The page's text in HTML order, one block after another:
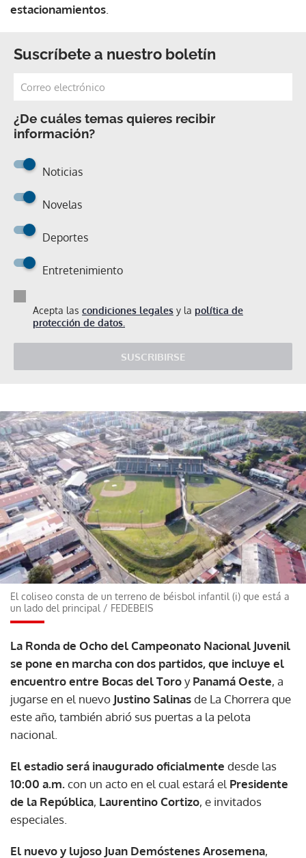
estacionamientos
Suscríbete a nuestro boletín
¿De cuáles temas quieres recibir
información?
Noticias
Novelas
Deportes
Entretenimiento
Acepta las condiciones legales y la política de
protección de datos.
SUSCRIBIRSE
El coliseo consta de un terreno de béisbol infantil (i) que está a
un lado del principal / FEDEBEIS
La Ronda de Ocho del Campeonato Nacional Juvenil
se pone en marcha con dos partidos, que incluye el
encuentro entre Bocas del ToroyPanamá Oeste, a
jugarse en el nuevo Justino Salinasde La Chorrera que
este año, también abrió sus puertas a la pelota
nacional.
El estadio será inaugurado oficialmente desde las
10:00 a.m.con un acto en el cual estará el Presidente
de la República, Laurentino Cortizo, e invitados
especiales.
El nuevo y lujoso Juan Demóstenes Arosemena,